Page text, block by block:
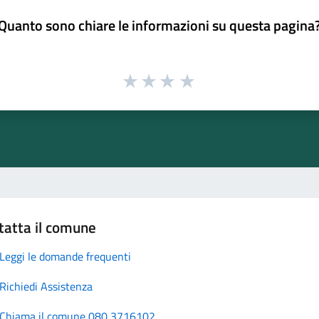
sono chiare le informazioni su questa
il comune
Leggi le domande frequenti
Richiedi Assistenza